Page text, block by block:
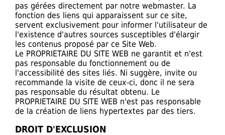
pas gérées directement par notre webmaster. La
fonction des liens qui apparaissent sur ce site,
servent exclusivement pour informer l'utilisateur de
l'existence d'autres sources susceptibles d'élargir
les contenus proposé par ce Site Web.
Le PROPRIETAIRE DU SITE WEB ne garantit et n'est
pas responsable du fonctionnement ou de
l'accessibilité des sites liés. Ni suggère, invite ou
recommande la visite de ceux-ci, donc il ne sera
pas responsable du résultat obtenu. Le
PROPRIETAIRE DU SITE WEB n'est pas responsable
de la création de liens hypertextes par des tiers.
DROIT D'EXCLUSION